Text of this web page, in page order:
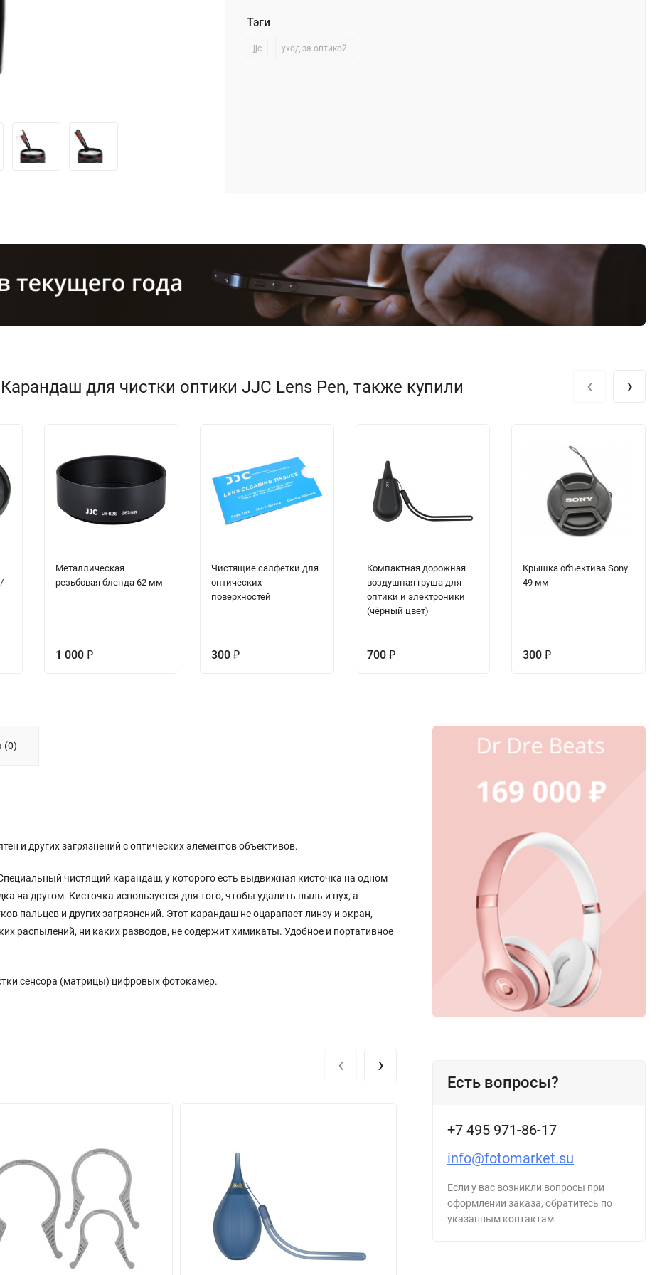
Тэги
jjc уход за оптикой
для чистки оптики JJC Lens Pen, также купили
Металлическая
резьбовая бленда 62 мм
1 000 ₽
Чистящие салфетки для
оптических
поверхностей
300 ₽
Компактная дорожная
воздушная груша для
оптики и электроники
(чёрный цвет)
700 ₽
Крышка объектива Sony
49 мм
300 ₽
‹ ›
(0)
и других загрязнений с оптических элементов объективов.
чистящий карандаш, у которого есть выдвижная кисточка на одном
другом. Кисточка используется для того, чтобы удалить пыль и пух, а
пальцев и других загрязнений. Этот карандаш не оцарапает линзу и экран,
распылений, ни каких разводов, не содержит химикаты. Удобное и портативное
сенсора (матрицы) цифровых фотокамер.
‹ ›
Есть вопросы?
+7 495 971-86-17
info@fotomarket.su
Если у вас возникли вопросы при
оформлении заказа, обратитесь по
указанным контактам.